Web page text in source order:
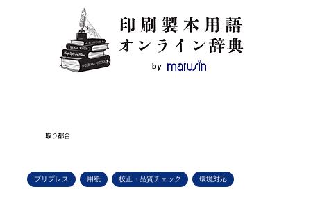
取り都合
プリプレス 用紙 校正・品質チェック 環境対応